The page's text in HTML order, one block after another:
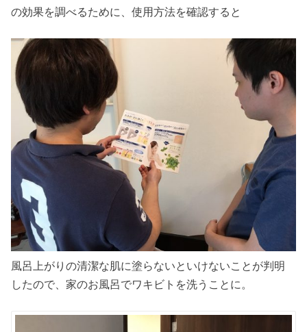
の効果を調べるために、使用方法を確認すると
風呂上がりの清潔な肌に塗らないといけないことが判明
したので、家のお風呂でワキビトを洗うことに。